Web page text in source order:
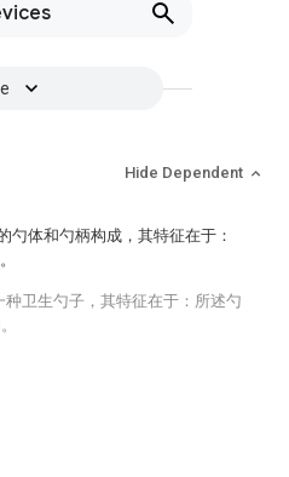
Hide Dependent
勺体和勺柄构成，其特征在于：
卫生勺子，其特征在于：所述勺